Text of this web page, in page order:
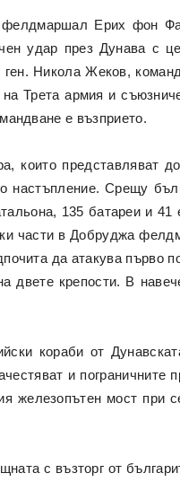
Ерих фон
удар през Дунава с
Никола Жеков,
Трета армия и
е възприето.
които представляват
Срещу
135 батареи и 41
части в Добруджа
да атакува първо
двете крепости. В
кораби от
и пограничните
железопътен мост при
с възторг от